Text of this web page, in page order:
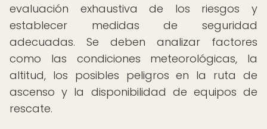
evaluación exhaustiva de los riesgos y
establecer medidas de seguridad
adecuadas. Se deben analizar factores
como las condiciones meteorológicas, la
altitud, los posibles peligros en la ruta de
ascenso y la disponibilidad de equipos de
rescate.